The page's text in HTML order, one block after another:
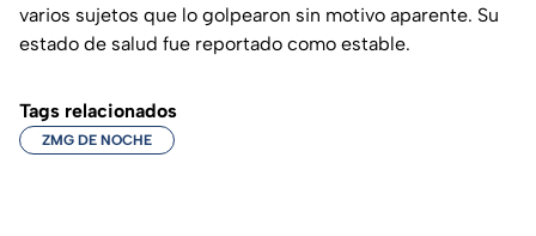
varios sujetos que lo golpearon sin motivo aparente. Su
estado de salud fue reportado como estable.
Tags relacionados
ZMG DE NOCHE